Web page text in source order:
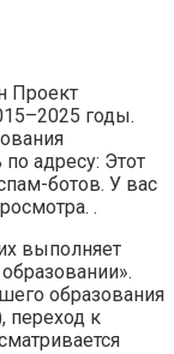
Проект
годы.
по адресу: Этот
ботов. У вас
.
выполняет
образования
переход к